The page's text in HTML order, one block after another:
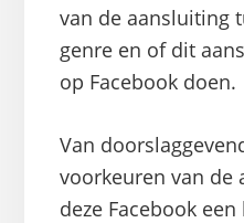
van de aansluiting
genre en of dit
op Facebook doen.
Van
voorkeuren van de
deze Facebook